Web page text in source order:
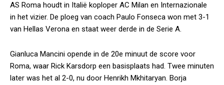
AS Roma houdt in Italië koploper AC Milan en Internazionale
in het vizier. De ploeg van coach Paulo Fonseca won met 3-1
van Hellas Verona en staat weer derde in de Serie A.
Gianluca Mancini opende in de 20e minuut de score voor
Roma, waar Rick Karsdorp een basisplaats had. Twee minuten
later was het al 2-0, nu door Henrikh Mkhitaryan. Borja